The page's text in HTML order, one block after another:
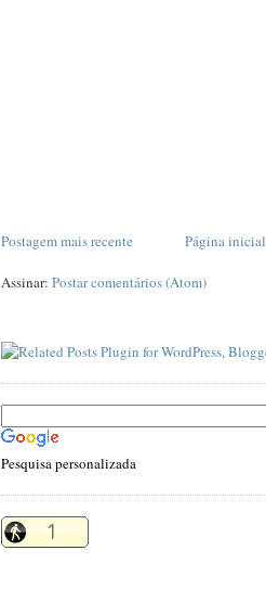
Postagem mais recente Página inicial
Assinar: Postar comentários (Atom)
Pesquisa personalizada